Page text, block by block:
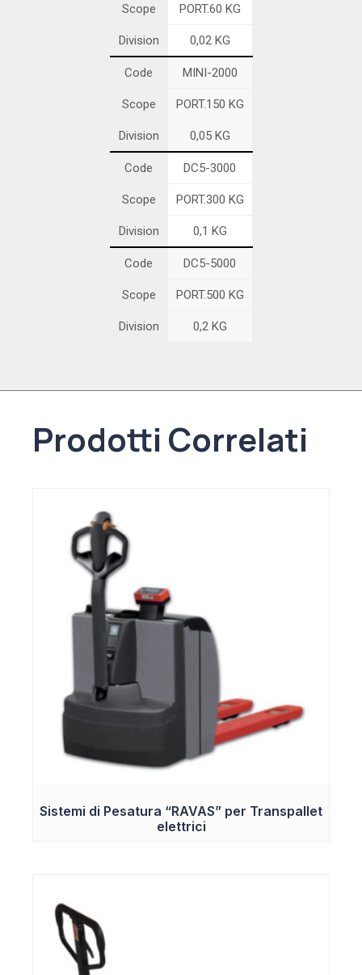
Scope PORT.60 KG
Division 0,02 KG
Code MINI-2000
Scope PORT.150 KG
Division 0,05 KG
Code DC5-3000
Scope PORT.300 KG
Division 0,1 KG
Code DC5-5000
Scope PORT.500 KG
Division 0,2 KG
Prodotti Correlati
Sistemi di Pesatura “RAVAS” per Transpallet
elettrici